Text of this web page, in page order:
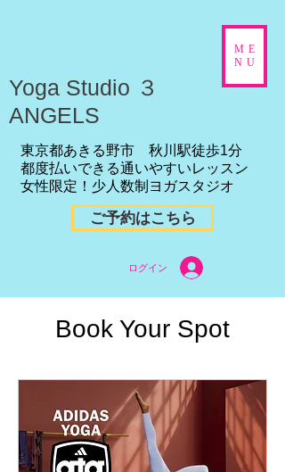
東京都あきる野市 秋川駅徒歩1分
都度払いできる通いやすいレッスン
女性限定！少人数制ヨガスタジオ
​Yoga Studio ３
ANGELS
ログイン
ご予約はこちら
ME
NU
Book Your Spot